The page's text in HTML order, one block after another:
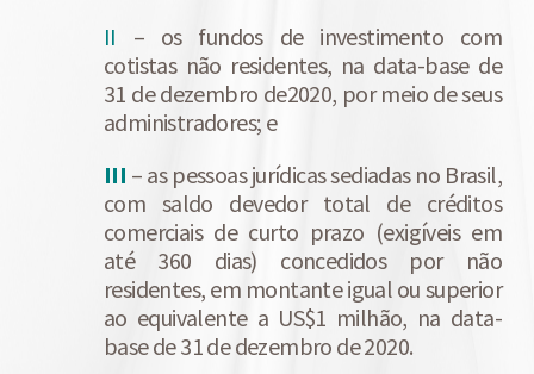
II – os fundos de investimento com
cotistas não residentes, na data-base de
31 de dezembro de2020, por meio de seus
administradores; e
III – as pessoas jurídicas sediadas no Brasil,
com saldo devedor total de créditos
comerciais de curto prazo (exigíveis em
até 360 dias) concedidos por não
residentes, em montante igual ou superior
ao equivalente a US$1 milhão, na data-
base de 31 de dezembro de 2020.